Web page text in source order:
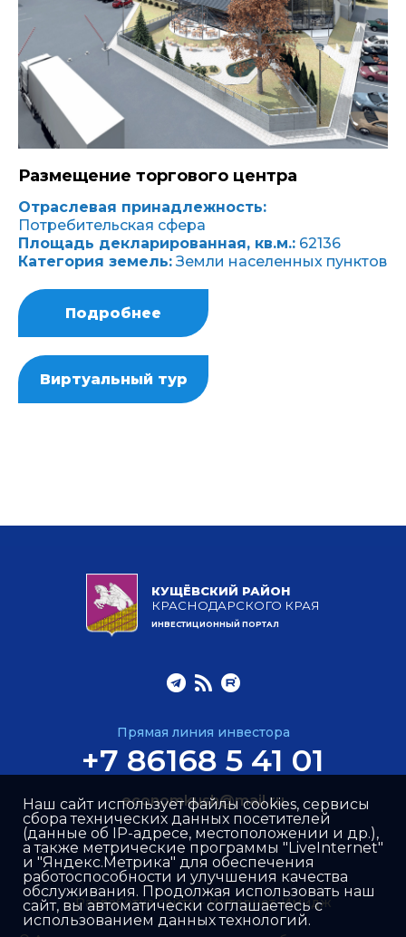
Размещение торгового центра
Отраслевая принадлежность:
Потребительская сфера
Площадь декларированная, кв.м.: 62136
Категория земель:Земли населенных пунктов
Подробнее
Виртуальный тур
КУЩЁВСКИЙ РАЙОН
КРАСНОДАРСКОГО КРАЯ
ИНВЕСТИЦИОННЫЙ ПОРТАЛ
Прямая линия инвестора
+7 86168 5 41 01
economkush@mail.ru
Разработка сайта –Интернет-Имидж
Наш сайт использует файлы cookies, сервисы
сбора технических данных посетителей
(данные об IP-адресе, местоположении и др.),
а также метрические программы "LiveInternet"
и "Яндекс.Метрика" для обеспечения
работоспособности и улучшения качества
обслуживания. Продолжая использовать наш
сайт, вы автоматически соглашаетесь с
использованием данных технологий.